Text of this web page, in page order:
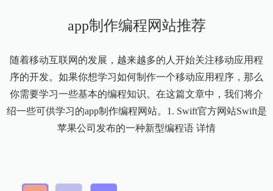
app制作编程网站推荐
随着移动互联网的发展，越来越多的人开始关注移动应用程
序的开发。如果你想学习如何制作一个移动应用程序，那么
你需要学习一些基本的编程知识。在这篇文章中，我们将介
绍一些可供学习的app制作编程网站。1. Swift官方网站Swift是
苹果公司发布的一种新型编程语 详情